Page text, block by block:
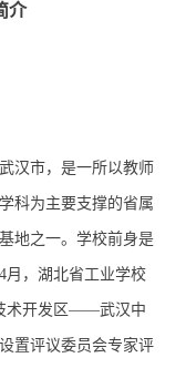
介
汉市，是一所以教师
科为主要支撑的省属
地之一。学校前身是
月，湖北省工业学校
术开发区——武汉中
置评议委员会专家评